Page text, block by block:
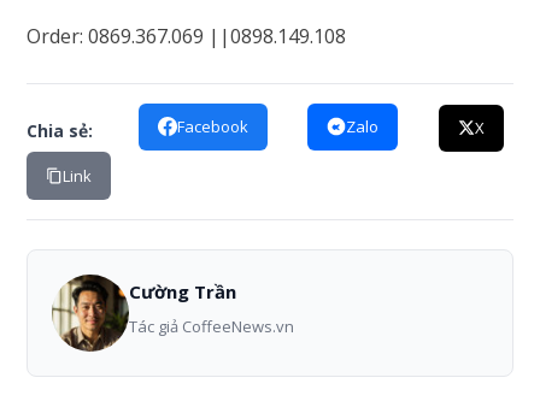
Order: 0869.367.069 ||0898.149.108
Chia sẻ: Facebook Zalo X
Link
Cường Trần
Tác giả CoffeeNews.vn